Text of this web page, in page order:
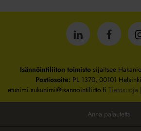
Isännöintiliitto
Isännöintiliiton toimistosijaitsee
Postiosoite: PL 1370, 00101
etunimi.sukunimi@isannointiliitto.fi Tietosuoja |
Anna palautetta